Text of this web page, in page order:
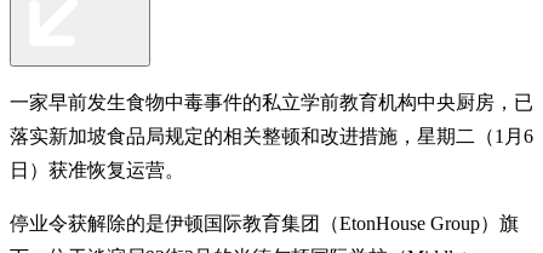
一家早前发生食物中毒事件的私立学前教育机构中央厨房，已
落实新加坡食品局规定的相关整顿和改进措施，星期二（1月6
日）获准恢复运营。
停业令获解除的是伊顿国际教育集团（EtonHouse Group）旗